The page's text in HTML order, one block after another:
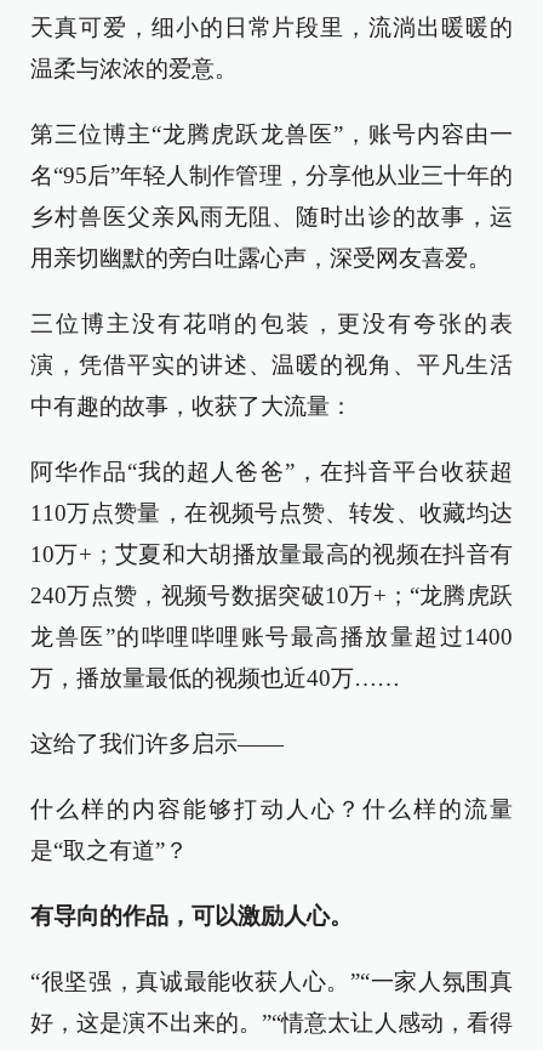
天真可爱，细小的日常片段里，流淌出暖暖的
温柔与浓浓的爱意。
第三位博主“龙腾虎跃龙兽医”，账号内容由一
名“95后”年轻人制作管理，分享他从业三十年的
乡村兽医父亲风雨无阻、随时出诊的故事，运
用亲切幽默的旁白吐露心声，深受网友喜爱。
三位博主没有花哨的包装，更没有夸张的表
演，凭借平实的讲述、温暖的视角、平凡生活
中有趣的故事，收获了大流量：
阿华作品“我的超人爸爸”，在抖音平台收获超
110万点赞量，在视频号点赞、转发、收藏均达
10万+；艾夏和大胡播放量最高的视频在抖音有
240万点赞，视频号数据突破10万+；“龙腾虎跃
龙兽医”的哔哩哔哩账号最高播放量超过1400
万，播放量最低的视频也近40万……
这给了我们许多启示——
什么样的内容能够打动人心？什么样的流量
是“取之有道”？
有导向的作品，可以激励人心。
“很坚强，真诚最能收获人心。”“一家人氛围真
好，这是演不出来的。”“情意太让人感动，看得